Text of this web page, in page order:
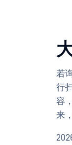
若
行
容
来